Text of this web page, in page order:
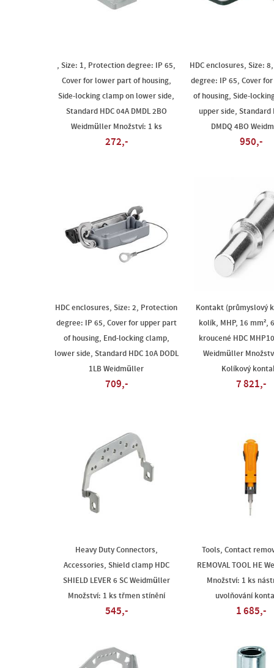
, Size: 1, Protection degree: IP 65,
Cover for lower part of housing,
Side-locking clamp on lower side,
Standard HDC 04A DMDL 2BO
Weidmüller Množství: 1 ks
272,-
HDC enclosures, Size:
degree: IP 65, Cover
of housing, Side-
upper side, Standard
DMDQ 4BO
950,-
HDC enclosures, Size: 2, Protection
degree: IP 65, Cover for upper part
of housing, End-locking clamp,
lower side, Standard HDC 10A DODL
1LB Weidmüller
709,-
Kontakt (průmyslový
kolík, MHP, 16 mm²,
kroucené HDC
Weidmüller
Kolíkový
7 821,-
Heavy Duty Connectors,
Accessories, Shield clamp HDC
SHIELD LEVER 6 SC Weidmüller
Množství: 1 ks třmen stínění
545,-
Tools, Contact
REMOVAL TOOL HE
Množství: 1 ks
uvolňování
1 685,-